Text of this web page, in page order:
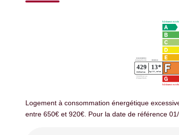
Logement à consommation énergétique
entre 650€ et 920€. Pour la date de référence 01/